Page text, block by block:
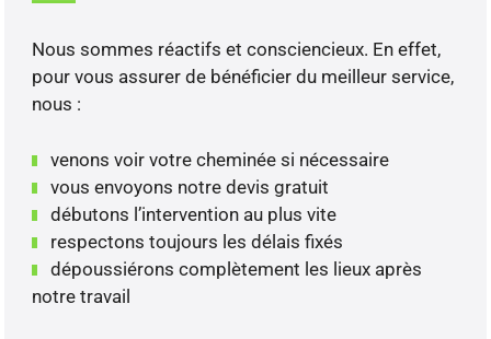
Nous sommes réactifs et consciencieux. En effet,
pour vous assurer de bénéficier du meilleur service,
nous :
venons voir votre cheminée si nécessaire
vous envoyons notre devis gratuit
débutons l’intervention au plus vite
respectons toujours les délais fixés
dépoussiérons complètement les lieux après
notre travail